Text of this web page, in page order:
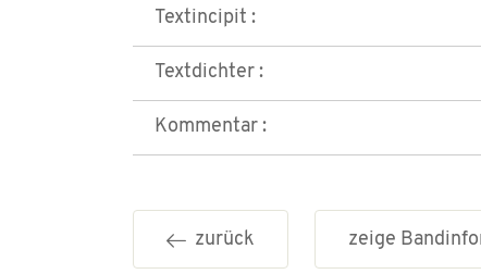
Textincipit :
Textdichter :
Kommentar :
zurück zeige